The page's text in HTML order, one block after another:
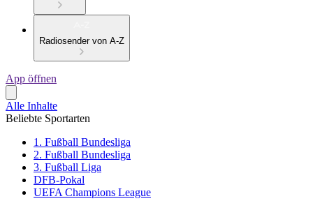
Radiosender von A-Z
App öffnen
Alle Inhalte
Beliebte Sportarten
1. Fußball Bundesliga
2. Fußball Bundesliga
3. Fußball Liga
DFB-Pokal
UEFA Champions League